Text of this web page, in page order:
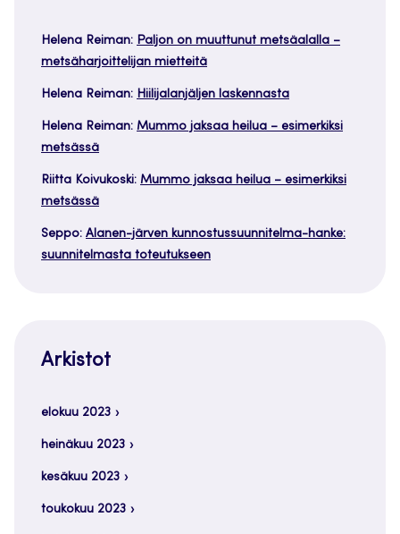
Helena Reiman: Paljon on muuttunut metsäalalla –
metsäharjoittelijan mietteitä
Helena Reiman: Hiilijalanjäljen laskennasta
Helena Reiman: Mummo jaksaa heilua – esimerkiksi
metsässä
Riitta Koivukoski: Mummo jaksaa heilua – esimerkiksi
metsässä
Seppo: Alanen-järven kunnostussuunnitelma-hanke:
suunnitelmasta toteutukseen
Arkistot
elokuu 2023
heinäkuu 2023
kesäkuu 2023
toukokuu 2023